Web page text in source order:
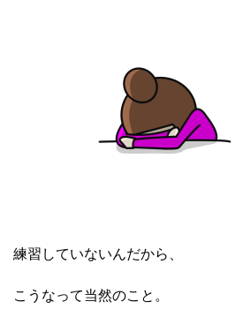
練習していないんだから、
こうなって当然のこと。